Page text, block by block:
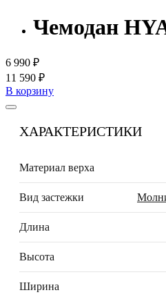
Чемодан
6 990 ₽
11 590 ₽
В корзину
ХАРАКТЕРИСТИКИ
Материал верха
Вид застежки
Длина
Высота
Ширина